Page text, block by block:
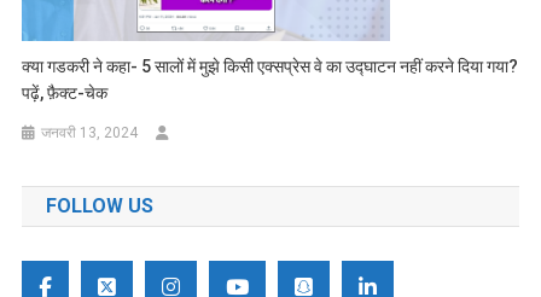
क्या गडकरी ने कहा- 5 सालों में मुझे किसी एक्सप्रेस वे का उद्घाटन नहीं करने दिया गया?
पढ़ें, फ़ैक्ट-चेक
जनवरी 13, 2024
FOLLOW US